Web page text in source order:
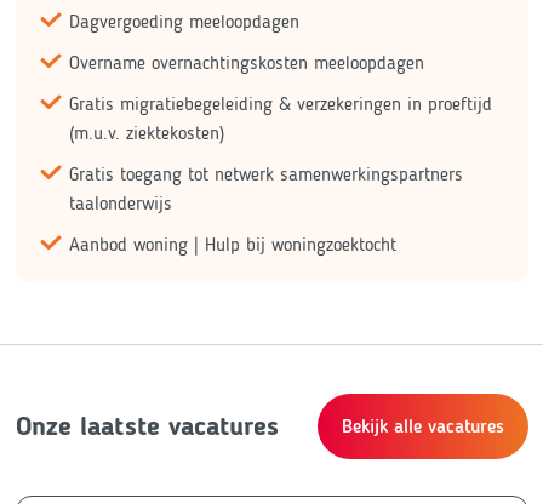
Dagvergoeding meeloopdagen
Overname overnachtingskosten meeloopdagen
Gratis migratiebegeleiding & verzekeringen in proeftijd
(m.u.v. ziektekosten)
Gratis toegang tot netwerk samenwerkingspartners
taalonderwijs
Aanbod woning | Hulp bij woningzoektocht
Onze laatste vacatures Bekijk alle vacatures